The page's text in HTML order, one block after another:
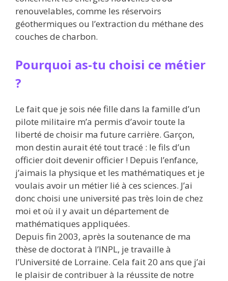
renouvelables, comme les réservoirs
géothermiques ou l’extraction du méthane des
couches de charbon.
Pourquoi as-tu choisi ce métier
?
Le fait que je sois née fille dans la famille d’un
pilote militaire m’a permis d’avoir toute la
liberté de choisir ma future carrière. Garçon,
mon destin aurait été tout tracé : le fils d’un
officier doit devenir officier ! Depuis l’enfance,
j’aimais la physique et les mathématiques et je
voulais avoir un métier lié à ces sciences. J’ai
donc choisi une université pas très loin de chez
moi et où il y avait un département de
mathématiques appliquées.
Depuis fin 2003, après la soutenance de ma
thèse de doctorat à l’INPL, je travaille à
l’Université de Lorraine. Cela fait 20 ans que j’ai
le plaisir de contribuer à la réussite de notre